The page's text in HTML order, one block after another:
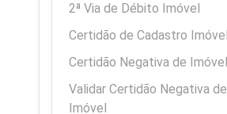
2ª Via de Débito Imóvel
Certidão de Cadastro Imóvel
Certidão Negativa de Imóvel
Validar Certidão Negativa de
Imóvel